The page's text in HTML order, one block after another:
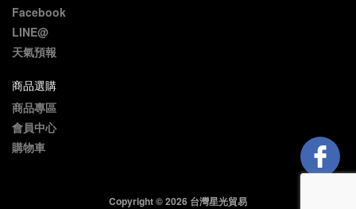
Facebook
LINE@
天氣預報
商品選購
商品專區
會員中心
購物車
Copyright © 2026 台灣星光貿易